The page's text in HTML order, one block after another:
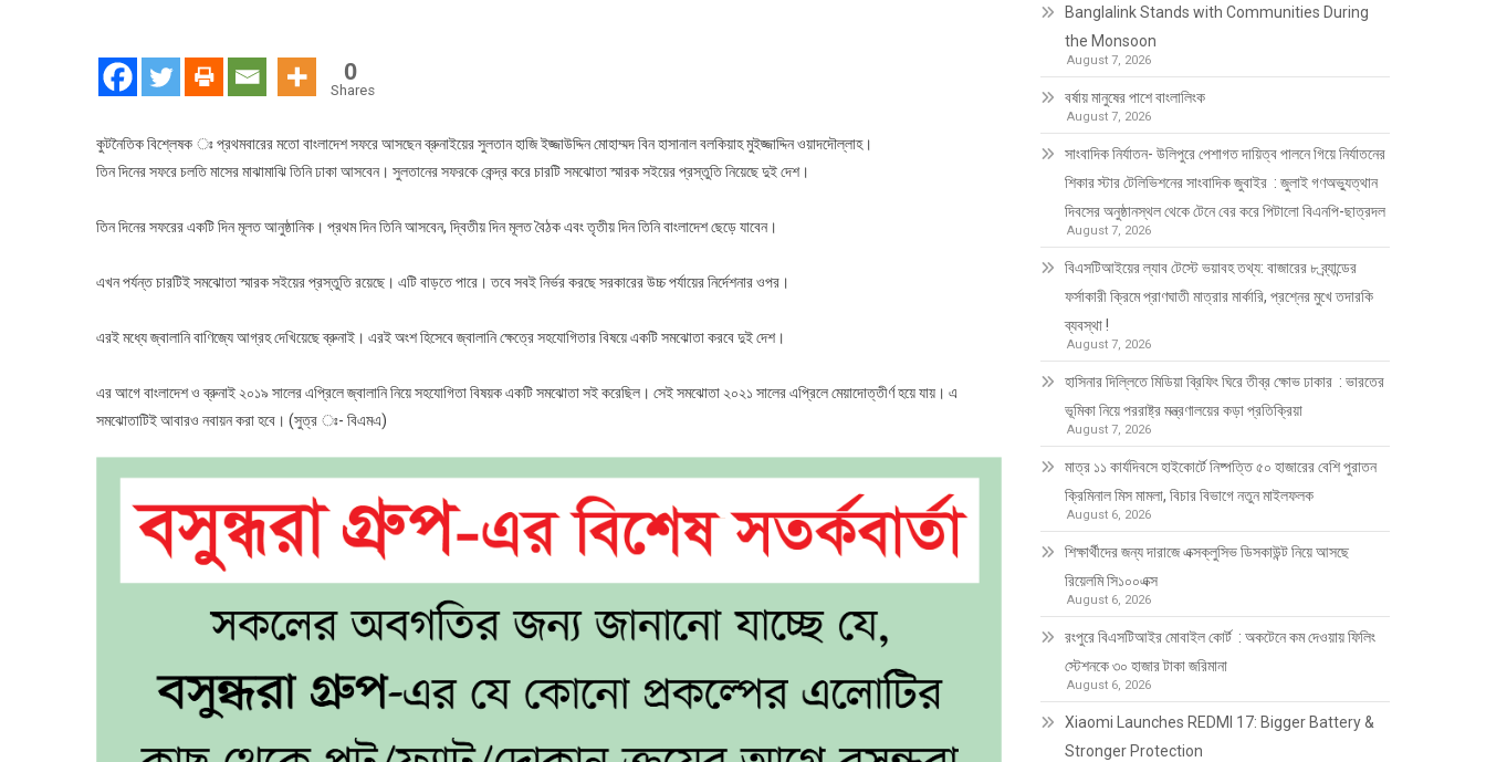
সুলতান
0
Shares
কুটনৈতিক বিশ্লেষক ঃ প্রথমবারের মতো বাংলাদেশ সফরে আসছেন ব্রুনাইয়ের সুলতান হাজি ইজ্জাউদ্দিন মোহাম্মদ বিন হাসানাল বলকিয়াহ মুইজ্জাদ্দিন ওয়াদদৌল্লাহ।
তিন দিনের সফরে চলতি মাসের মাঝামাঝি তিনি ঢাকা আসবেন। সুলতানের সফরকে কেন্দ্র করে চারটি সমঝোতা স্মারক সইয়ের প্রস্তুতি নিয়েছে দুই দেশ।
তিন দিনের সফরের একটি দিন মূলত আনুষ্ঠানিক। প্রথম দিন তিনি আসবেন, দ্বিতীয় দিন মূলত বৈঠক এবং তৃতীয় দিন তিনি বাংলাদেশ ছেড়ে যাবেন।
এখন পর্যন্ত চারটিই সমঝোতা স্মারক সইয়ের প্রস্তুতি রয়েছে। এটি বাড়তে পারে। তবে সবই নির্ভর করছে সরকারের উচ্চ পর্যায়ের নির্দেশনার ওপর।
এরই মধ্যে জ্বালানি বাণিজ্যে আগ্রহ দেখিয়েছে ব্রুনাই। এরই অংশ হিসেবে জ্বালানি ক্ষেত্রে সহযোগিতার বিষয়ে একটি সমঝোতা করবে দুই দেশ।
এর আগে বাংলাদেশ ও ব্রুনাই ২০১৯ সালের এপ্রিলে জ্বালানি নিয়ে সহযোগিতা বিষয়ক একটি সমঝোতা সই করেছিল। সেই সমঝোতা ২০২১ সালের এপ্রিলে মেয়াদোত্তীর্ণ হয়ে যায়। এ
সমঝোতাটিই আবারও নবায়ন করা হবে। (সুত্র ঃ- বিএমএ)
Banglalink Stands with Communities During
the Monsoon
August 7, 2026
বর্ষায় মানুষের পাশে বাংলালিংক
August 7, 2026
সাংবাদিক নির্যাতন- উলিপুরে পেশাগত দায়িত্ব পালনে গিয়ে নির্যাতনের
শিকার স্টার টেলিভিশনের সাংবাদিক জুবাইর : জুলাই গণঅভ্যুত্থান
দিবসের অনুষ্ঠানস্থল থেকে টেনে বের করে পিটালো বিএনপি-ছাত্রদল
August 7, 2026
বিএসটিআইয়ের ল্যাব টেস্টে ভয়াবহ তথ্য: বাজারের ৮ ব্র্যান্ডের
ফর্সাকারী ক্রিমে প্রাণঘাতী মাত্রার মার্কারি, প্রশ্নের মুখে তদারকি
ব্যবস্থা !
August 7, 2026
হাসিনার দিল্লিতে মিডিয়া ব্রিফিং ঘিরে তীব্র ক্ষোভ ঢাকার : ভারতের
ভূমিকা নিয়ে পররাষ্ট্র মন্ত্রণালয়ের কড়া প্রতিক্রিয়া
August 7, 2026
মাত্র ১১ কার্যদিবসে হাইকোর্টে নিষ্পত্তি ৫০ হাজারের বেশি পুরাতন
ক্রিমিনাল মিস মামলা, বিচার বিভাগে নতুন মাইলফলক
August 6, 2026
শিক্ষার্থীদের জন্য দারাজে এক্সক্লুসিভ ডিসকাউন্ট নিয়ে আসছে
রিয়েলমি সি১০০এক্স
August 6, 2026
রংপুরে বিএসটিআইর মোবাইল কোর্ট : অকটেনে কম দেওয়ায় ফিলিং
স্টেশনকে ৩০ হাজার টাকা জরিমানা
August 6, 2026
Xiaomi Launches REDMI 17: Bigger Battery &
Stronger Protection